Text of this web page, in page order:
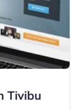
Tivibu